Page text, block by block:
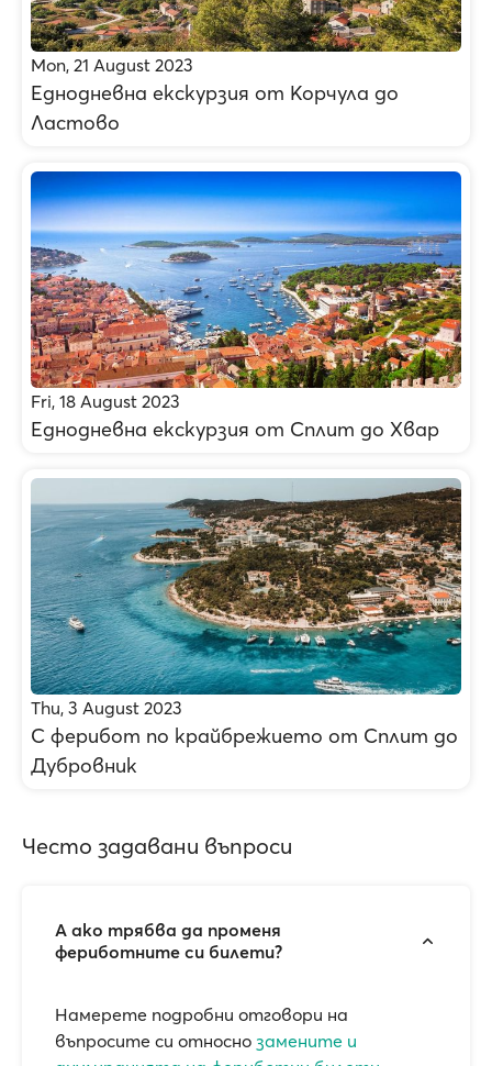
Mon, 21 August 2023
Еднодневна екскурзия от Корчула до
Ластово
Fri, 18 August 2023
Еднодневна екскурзия от Сплит до Хвар
Thu, 3 August 2023
С ферибот по крайбрежието от Сплит до
Дубровник
Често задавани въпроси
А ако трябва да променя
фериботните си билети?
Намерете подробни отговори на
въпросите си относно замените и